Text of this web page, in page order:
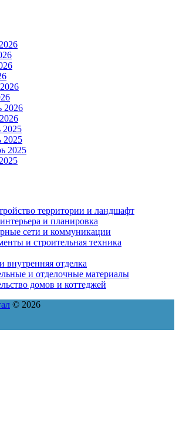
2026
2025
2025
2025
территории и ландшафт
и планировка
сети и коммуникации
и строительная техника
внутренняя отделка
и отделочные материалы
домов и коттеджей
© 2026